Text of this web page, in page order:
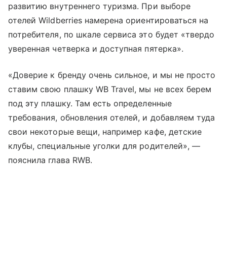
развитию внутреннего туризма. При выборе
отелей Wildberries намерена ориентироваться на
потребителя, по шкале сервиса это будет «твердо
уверенная четверка и доступная пятерка».
«Доверие к бренду очень сильное, и мы не просто
ставим свою плашку WB Travel, мы не всех берем
под эту плашку. Там есть определенные
требования, обновления отелей, и добавляем туда
свои некоторые вещи, например кафе, детские
клубы, специальные уголки для родителей», —
пояснила глава RWB.